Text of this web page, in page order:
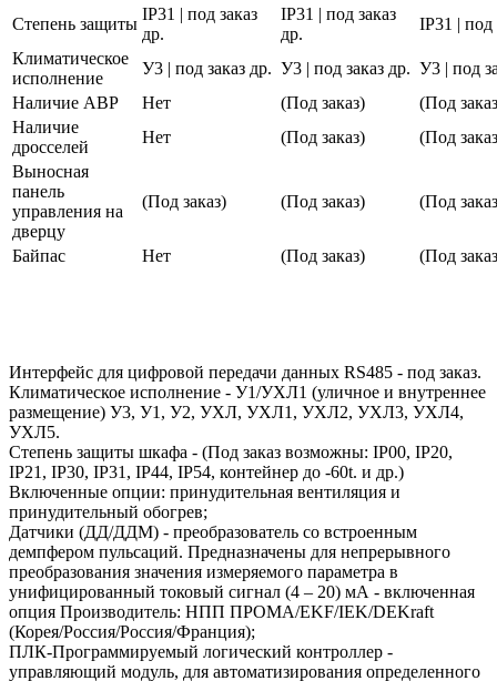
Степень защиты
IP31 | под заказ
др.
IP31 | под заказ
др.
IP31 | под
Климатическое
исполнение
У3 | под заказ др. У3 | под заказ др. У3 | под
Наличие АВР
Нет (Под заказ)
(Под
Наличие
дросселей
Нет (Под заказ)
(Под
Выносная
панель
управления на
дверцу
(Под заказ) (Под заказ) (Под
Байпас Нет (Под заказ) (Под
Интерфейс для цифровой передачи данных RS485 - под заказ.
Климатическое исполнение - У1/УХЛ1 (уличное и внутреннее
размещение) У3, У1, У2, УХЛ, УХЛ1, УХЛ2, УХЛ3, УХЛ4,
УХЛ5.
Степень защиты шкафа - (Под заказ возможны: IP00, IP20,
IP21, IP30, IP31, IP44, IP54, контейнер до -60t. и др.)
Включенные опции: принудительная вентиляция и
принудительный обогрев;
Датчики (ДД/ДДМ) - преобразователь со встроенным
демпфером пульсаций. Предназначены для непрерывного
преобразования значения измеряемого параметра в
унифицированный токовый сигнал (4 – 20) мА - включенная
опция Производитель: НПП ПРОМА/EKF/IEK/DEKraft
(Корея/Россия/Россия/Франция);
ПЛК-Программируемый логический контроллер -
управляющий модуль, для автоматизирования определенного